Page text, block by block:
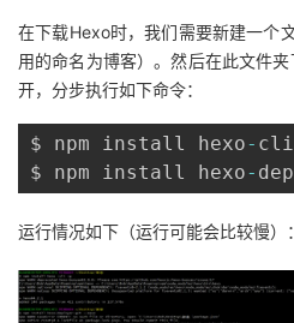
发
者
学
堂
我
Programs
的
支
持
我
的
我
在下载Hexo时，我们需要新建一个
用的命名为博客）。然后在此文件
开，分步执行如下命令：
$ npm install hexo- cli
$ npm install hexo-
运行情况如下（运行可能会比较慢）：